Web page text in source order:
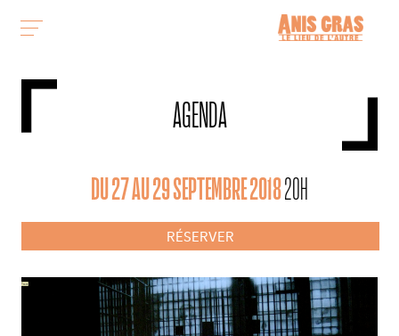
AGENDA
DU 27 AU 29 SEPTEMBRE 201820H
RÉSERVER